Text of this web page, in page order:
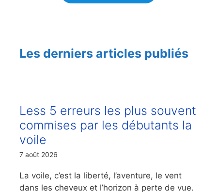
Les derniers articles publiés
Less 5 erreurs les plus souvent
commises par les débutants la
voile
7 août 2026
La voile, c’est la liberté, l’aventure, le vent
dans les cheveux et l’horizon à perte de vue.